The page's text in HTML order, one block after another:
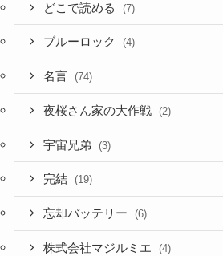
どこで読める (7)
ブルーロック (4)
名言 (74)
夜桜さん家の大作戦 (2)
宇宙兄弟 (3)
完結 (19)
忘却バッテリー (6)
株式会社マジルミエ (4)